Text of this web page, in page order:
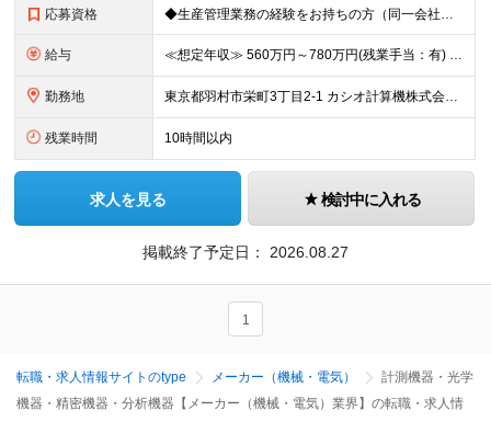
応募資格 ◆生産管理業務の経験をお持ちの方（同一会社で3年以上の従事経験）
給与 ≪想定年収≫ 560万円～780万円(残業手当：有) ※待遇はスキル、経験に応じて個別に決定致します。 ※基本給＋賞与（年2回）、別途残業代、諸手当を支給（残業代は1分単位で支給いたします） ※試用期
勤務地 東京都羽村市栄町3丁目2-1 カシオ計算機株式会社 羽村技術センター ※転勤は当面ありません。 ※在宅勤務あり ※(変更の範囲)会社の定める勤務地
残業時間 10時間以内
求人を見る 検討中に入れる
掲載終了予定日： 2026.08.27
1
転職・求人情報サイトのtype メーカー（機械・電気）
計測機器・光学
機器・精密機器・分析機器【メーカー（機械・電気）業界】の転職・求人情